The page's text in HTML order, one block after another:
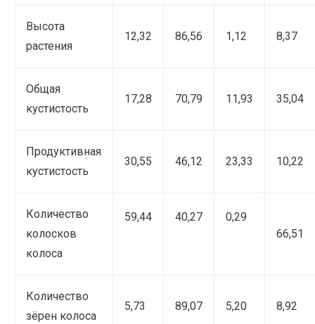
Высота
растения
12,32 86,56 1,12 8,37
Общая
кустистость
17,28 70,79 11,93 35,04
Продуктивная
кустистость
30,55 46,12 23,33 10,22
Количество
колосков
колоса
59,44 40,27
0,29
66,51
Количество
зёрен колоса
5,73 89,07 5,20 8,92